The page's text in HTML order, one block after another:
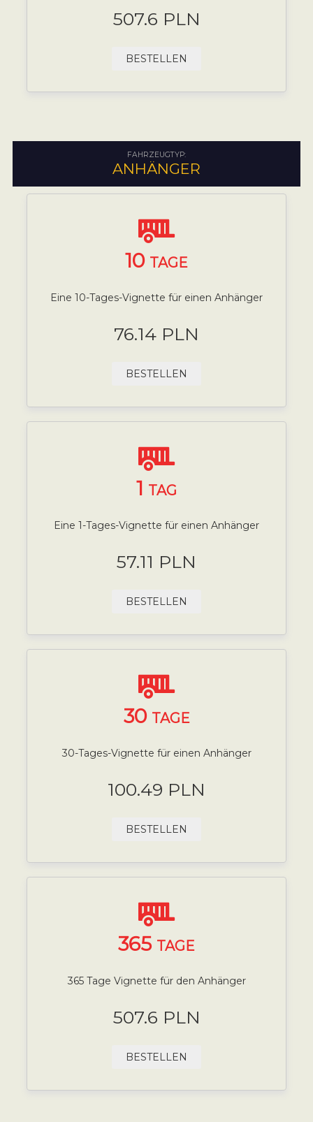
507.6 PLN
BESTELLEN
FAHRZEUGTYP:
ANHÄNGER
10 TAGE
Eine 10-Tages-Vignette für einen Anhänger
76.14 PLN
BESTELLEN
1 TAG
Eine 1-Tages-Vignette für einen Anhänger
57.11 PLN
BESTELLEN
30 TAGE
30-Tages-Vignette für einen Anhänger
100.49 PLN
BESTELLEN
365 TAGE
365 Tage Vignette für den Anhänger
507.6 PLN
BESTELLEN